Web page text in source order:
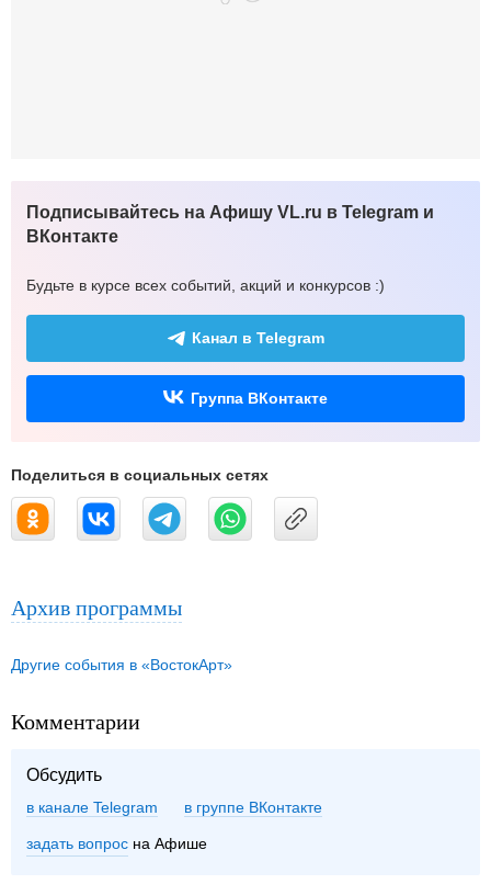
Подписывайтесь на Афишу VL.ru в Telegram и
ВКонтакте
Будьте в курсе всех событий, акций и конкурсов :)
Канал в Telegram
Группа ВКонтакте
Поделиться в социальных сетях
Архив программы
Другие события в «ВостокАрт»
Комментарии
Обсудить
в канале Telegram группе ВКонтакте
задать вопрос на Афише